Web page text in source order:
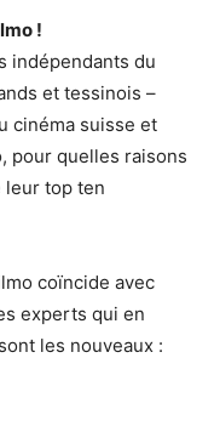
!
indépendants du
et tessinois –
cinéma suisse et
pour quelles raisons
top ten
coïncide avec
experts qui en
les nouveaux :